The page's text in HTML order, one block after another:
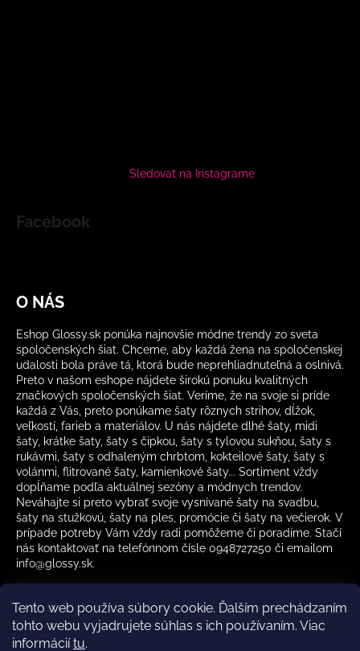
Tento web používa súbory cookie. Ďalším prechádzaním
tohto webu vyjadrujete súhlas s ich používaním. Viac
informáciítu.
Sledovať na Instagrame
Facebook
O NÁS
Eshop Glossy.sk ponúka najnovšie módne trendy zo sveta
spoločenských šiat. Chceme, aby každá žena na spoločenskej
udalosti bola práve tá, ktorá bude neprehliadnuteľná a oslnivá.
Preto v našom eshope nájdete širokú ponuku kvalitných
značkových spoločenských šiat. Veríme, že na svoje si príde
každá z Vás, preto ponúkame šaty rôznych strihov, dĺžok,
veľkostí, farieb a materiálov. U nás nájdete dlhé šaty, midi
šaty, krátke šaty, šaty s čipkou, šaty s tylovou sukňou, šaty s
rukávmi, šaty s odhaleným chrbtom, kokteilové šaty, šaty s
volánmi, flitrované šaty, kamienkové šaty... Sortiment vždy
dopĺňame podľa aktuálnej sezóny a módnych trendov.
Neváhajte si preto vybrať svoje vysnívané šaty na svadbu,
šaty na stužkovú, šaty na ples, promócie či šaty na večierok. V
prípade potreby Vám vždy radi pomôžeme či poradíme. Stačí
nás kontaktovať na telefónnom čísle 0948727250 či emailom
info@glossy.sk.